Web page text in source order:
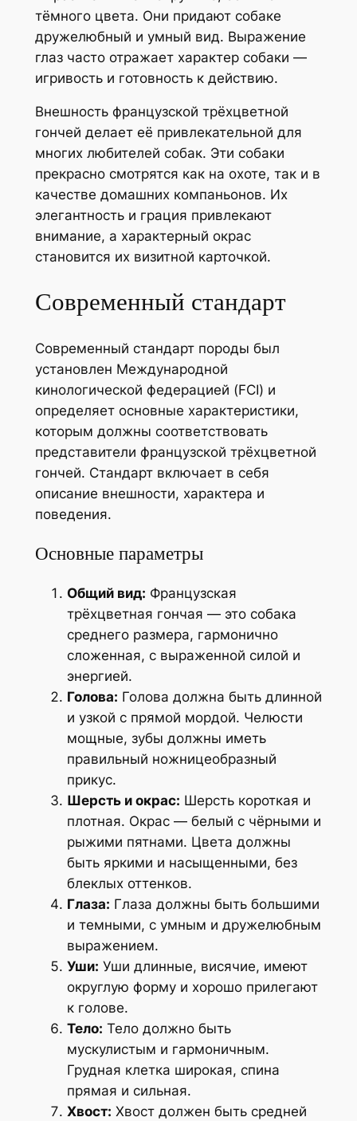
тёмного цвета. Они придают собаке
дружелюбный и умный вид. Выражение
глаз часто отражает характер собаки —
игривость и готовность к действию.
Внешность французской трёхцветной
гончей делает её привлекательной для
многих любителей собак. Эти собаки
прекрасно смотрятся как на охоте, так и в
качестве домашних компаньонов. Их
элегантность и грация привлекают
внимание, а характерный окрас
становится их визитной карточкой.
Современный стандарт
Современный стандарт породы был
установлен Международной
кинологической федерацией (FCI) и
определяет основные характеристики,
которым должны соответствовать
представители французской трёхцветной
гончей. Стандарт включает в себя
описание внешности, характера и
поведения.
Основные параметры
Общий вид: Французская
трёхцветная гончая — это собака
среднего размера, гармонично
сложенная, с выраженной силой и
энергией.
Голова: Голова должна быть длинной
и узкой с прямой мордой. Челюсти
мощные, зубы должны иметь
правильный ножницеобразный
прикус.
Шерсть и окрас: Шерсть короткая и
плотная. Окрас — белый с чёрными и
рыжими пятнами. Цвета должны
быть яркими и насыщенными, без
блеклых оттенков.
Глаза: Глаза должны быть большими
и темными, с умным и дружелюбным
выражением.
Уши: Уши длинные, висячие, имеют
округлую форму и хорошо прилегают
к голове.
Тело: Тело должно быть
мускулистым и гармоничным.
Грудная клетка широкая, спина
прямая и сильная.
Хвост: Хвост должен быть средней